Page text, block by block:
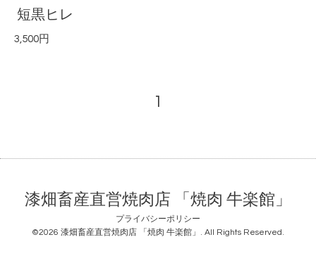
短黒ヒレ
3,500円
1
漆畑畜産直営焼肉店 「焼肉 牛楽館」
プライバシーポリシー
©2026 漆畑畜産直営焼肉店 「焼肉 牛楽館」 . All Rights Reserved.